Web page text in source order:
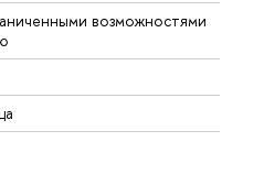
возможностями